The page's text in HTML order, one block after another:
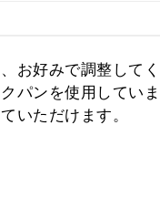
お好みで調整してく
パンを使用してい
いただけます。